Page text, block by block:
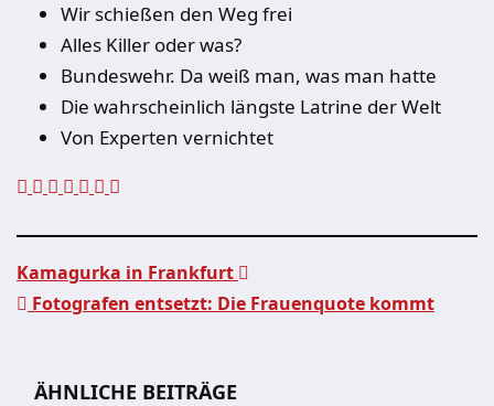
Wir schießen den Weg frei
Alles Killer oder was?
Bundeswehr. Da weiß man, was man hatte
Die wahrscheinlich längste Latrine der Welt
Von Experten vernichtet
Kamagurka in Frankfurt
Fotografen entsetzt: Die Frauenquote kommt
ÄHNLICHE BEITRÄGE